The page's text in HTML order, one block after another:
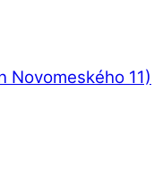
Novomeského 11)